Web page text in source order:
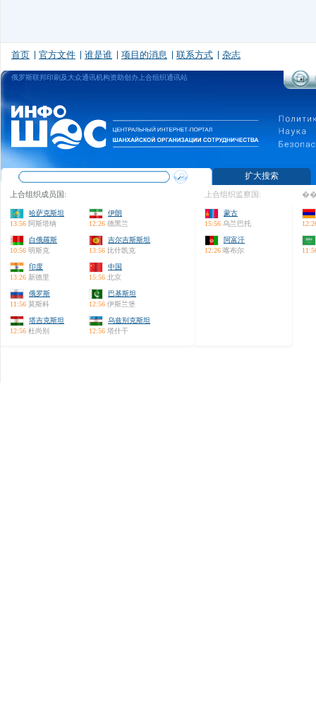
首页 官方文件 谁是谁 项目的消息 联系方式 杂志
俄罗斯联邦印刷及大众通讯机构资助创办上合组织通讯站
扩大搜索
上合组织成员国:
哈萨克斯坦
13:56 阿斯塔纳
伊朗
12:26 德黑兰
白俄羅斯
10:56 明斯克
吉尔吉斯斯坦
13:56 比什凯克
印度
13:26 新德里
中国
15:56 北京
俄罗斯
11:56 莫斯科
巴基斯坦
12:56 伊斯兰堡
塔吉克斯坦
12:56 杜尚别
乌兹别克斯坦
12:56 塔什干
上合组织监察国:
蒙古
15:56 乌兰巴托
阿富汗
12:26 喀布尔